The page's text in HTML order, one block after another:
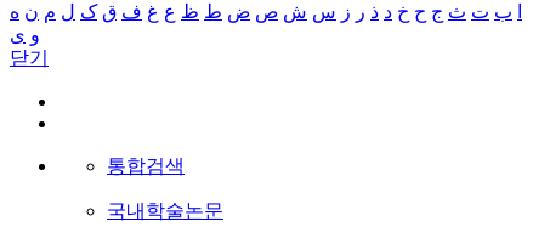
ب ت ث ج ح خ د ذ ر ز س ش ص ض ط ظ ع غ ف ق ک ل م ن ه
و ی
닫기
통합검색
국내학술논문